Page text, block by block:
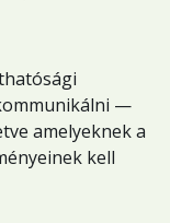
—
amelyeknek a
kell